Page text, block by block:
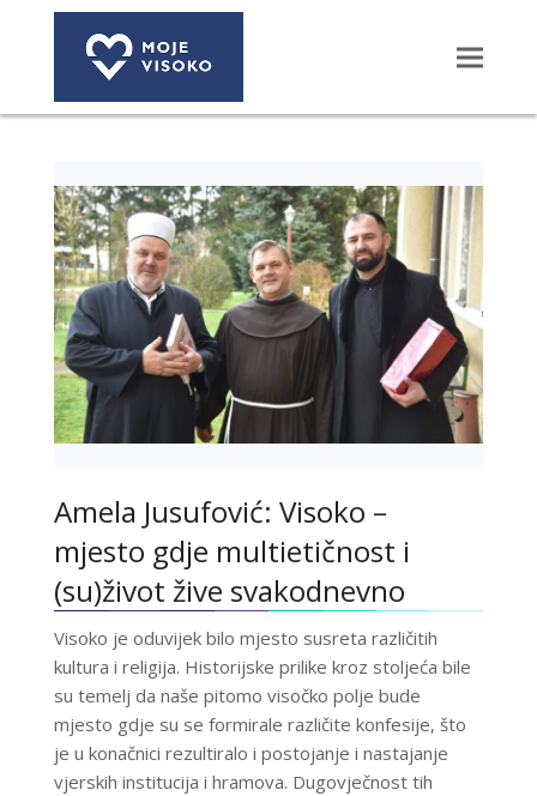
Amela Jusufović: Visoko –
mjesto gdje multietičnost i
(su)život žive svakodnevno
Visoko je oduvijek bilo mjesto susreta različitih
kultura i religija. Historijske prilike kroz stoljeća bile
su temelj da naše pitomo visočko polje bude
mjesto gdje su se formirale različite konfesije, što
je u konačnici rezultiralo i postojanje i nastajanje
vjerskih institucija i hramova. Dugovječnost tih